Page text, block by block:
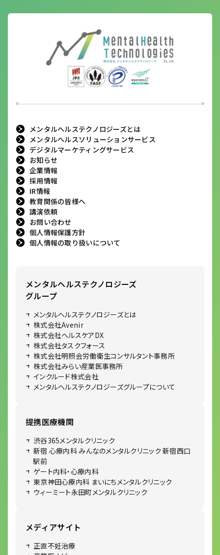
メンタルヘルステクノロジーズとは
メンタルヘルスソリューションサービス
デジタルマーケティングサービス
お知らせ
企業情報
採用情報
IR情報
教育関係の皆様へ
講演依頼
お問い合わせ
個人情報保護方針
個人情報の取り扱いについて
メンタルヘルステクノロジーズ
グループ
メンタルヘルステクノロジーズとは
株式会社Avenir
株式会社ヘルスケアDX
株式会社タスクフォース
株式会社明照会労働衛生コンサルタント事務所
株式会社みらい産業医事務所
インクルード株式会社
メンタルヘルステクノロジーズグループについて
提携医療機関
渋谷365メンタルクリニック
新宿 心療内科 みんなのメンタルクリニック 新宿西口
駅前
ゲート内科・心療内科
東京神田心療内科 まいにちメンタルクリニック
ウィーミート永田町メンタルクリニック
メディアサイト
正直不妊治療